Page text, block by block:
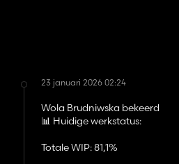
23 januari 2026 02:24
Wola Brudniwska bekeerd
📊 Huidige werkstatus:
Totale WIP: 81,1%